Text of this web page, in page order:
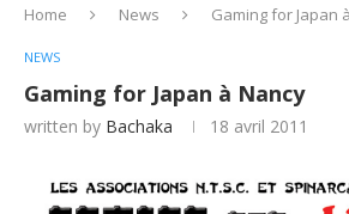
Home News Gaming for Japan
NEWS
Gaming for Japan à Nancy
written by Bachaka 18 avril 2011